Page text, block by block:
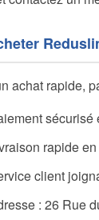
achat rapide,
sécurisé
rapide
client
: 26 Rue